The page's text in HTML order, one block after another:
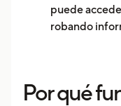
puede
robando
Por qué